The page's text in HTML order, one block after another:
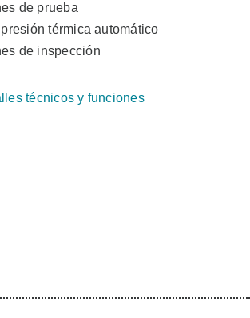
de prueba
térmica automático
de inspección
técnicos y funciones